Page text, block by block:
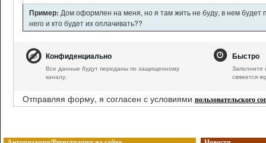
Пример: Дом оформлен на меня, но я там жить не буду, в нем будет
него и кто будет их оплачивать??
Конфиденциально
Все данные будут переданы по защищенному
каналу.
Быстро
Заполните
свяжется
Отправляя форму, я согласен с условиями пользовательского